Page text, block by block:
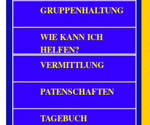
GRUPPENHALTUNG
WIE KANN ICH
HELFEN?
VERMITTLUNG
PATENSCHAFTEN
TAGEBUCH